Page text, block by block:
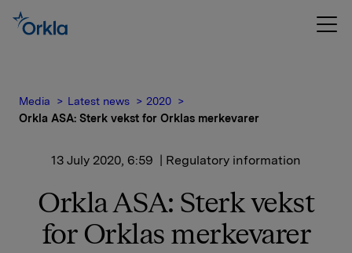
Media Latest news
2020
Orkla ASA: Sterk vekst for Orklas merkevarer
13 July 2020, 6:59 | Regulatory information
Orkla ASA: Sterk vekst
for Orklas merkevarer